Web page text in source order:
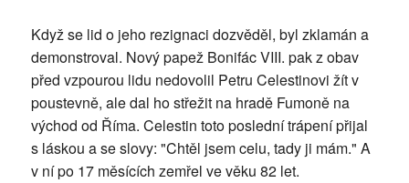
Když se lid o jeho rezignaci dozvěděl, byl zklamán a
demonstroval. Nový papež Bonifác VIII. pak z obav
před vzpourou lidu nedovolil Petru Celestinovi žít v
poustevně, ale dal ho střežit na hradě Fumoně na
východ od Říma. Celestin toto poslední trápení přijal
s láskou a se slovy: "Chtěl jsem celu, tady ji mám." A
v ní po 17 měsících zemřel ve věku 82 let.